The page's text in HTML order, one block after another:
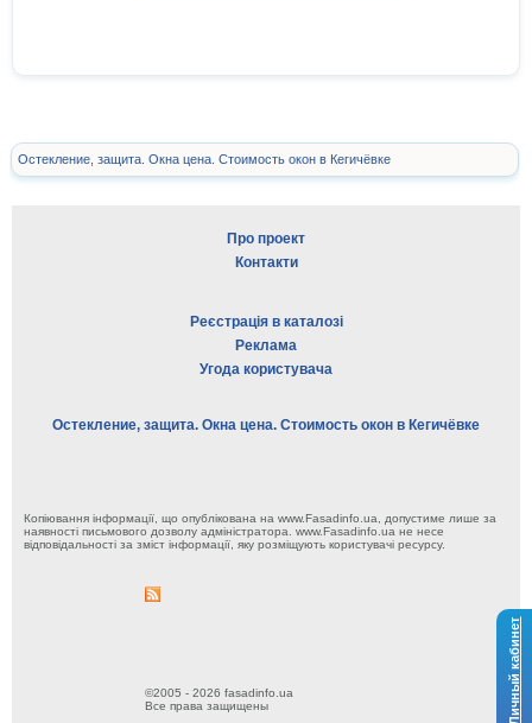
Личный кабинет
Остекление, защита. Окна цена. Стоимость окон в Кегичёвке
Про проект
Контакти
Реєстрація в каталозі
Реклама
Угода користувача
Остекление, защита. Окна цена. Стоимость окон в Кегичёвке
Копіювання інформації, що опублікована на www.Fasadinfo.ua, допустиме лише за
наявності письмового дозволу адміністратора. www.Fasadinfo.ua не несе
відповідальності за зміст інформації, яку розміщують користувачі ресурсу.
©2005 - 2026 fasadinfo.ua
Все права защищены